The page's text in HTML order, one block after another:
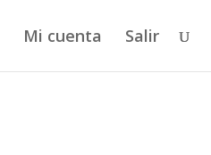
Mi cuenta Salir